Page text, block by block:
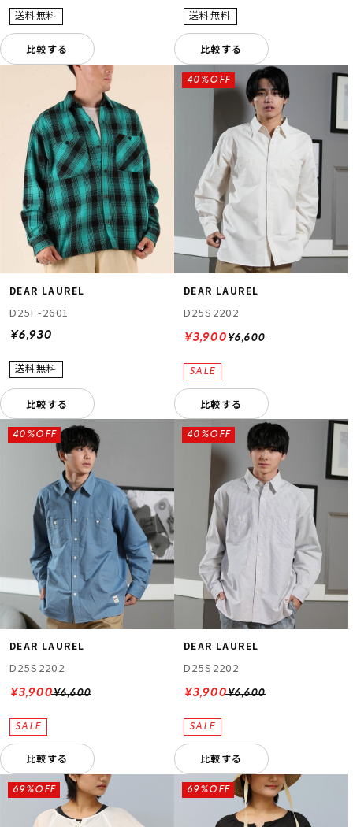
比較する 比較する
DEAR LAUREL
D25F-2601
¥6,930
比較する
DEAR LAUREL
D25S2202
¥6,600
40%OFF
¥3,900
比較する
DEAR LAUREL
D25S2202
¥6,600
40%OFF
¥3,900
比較する
DEAR LAUREL
D25S2202
¥6,600
40%OFF
¥3,900
比較する
69%OFF 69%OFF